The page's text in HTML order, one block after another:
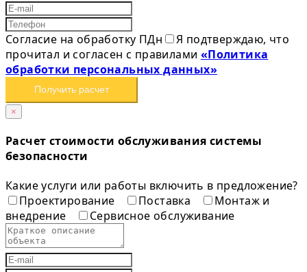
Согласие на обработку ПДн
Я подтверждаю, что
прочитал и согласен с правилами «Политика
обработки персональных данных»
Получить расчет
×
Расчет стоимости обслуживания системы
безопасности
Какие услуги или работы включить в предложение?
Проектирование
Поставка
Монтаж и
внедрение
Сервисное обслуживание